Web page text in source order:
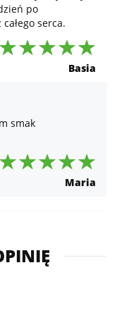
po
serca.
Basia
smak
Maria